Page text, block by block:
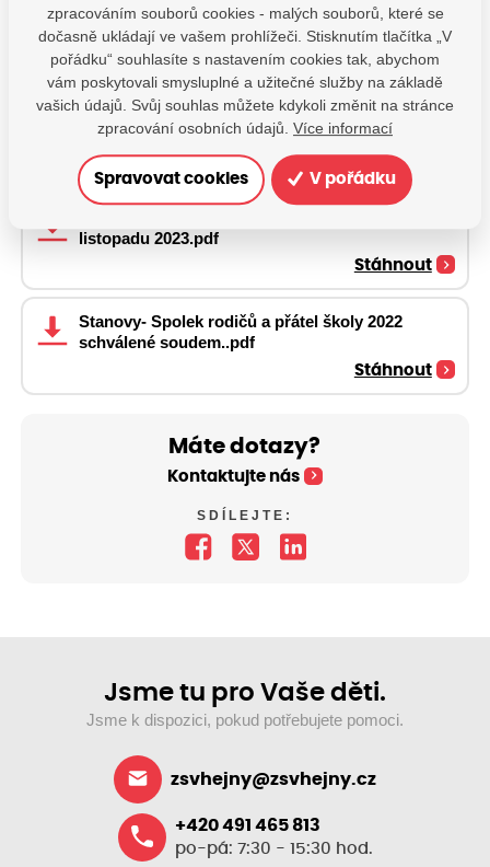
Rozpočet SRPŠ a skutečnost 2024.pdf
Stáhnout
Rozpočet spolku za rok 2023 a návrh na rok
2024.pdf
Stáhnout
listopadu 2023.pdf
Stáhnout
Stanovy- Spolek rodičů a přátel školy 2022
schválené soudem..pdf
Stáhnout
Máte dotazy?
Kontaktujte nás
SDÍLEJTE:
Jsme tu pro Vaše děti.
Jsme k dispozici, pokud potřebujete pomoci.
zsvhejny@zsvhejny.cz
+420 491 465 813
po-pá: 7:30 - 15:30 hod.
zpracováním souborů cookies - malých souborů, které se
dočasně ukládají ve vašem prohlížeči. Stisknutím tlačítka „V
pořádku“ souhlasíte s nastavením cookies tak, abychom
vám poskytovali smysluplné a užitečné služby na základě
vašich údajů. Svůj souhlas můžete kdykoli změnit na stránce
zpracování osobních údajů. Více informací
Spravovat cookies V pořádku